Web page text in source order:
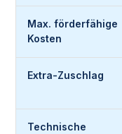
Max. förderfähige
Kosten
Extra-Zuschlag
Technische